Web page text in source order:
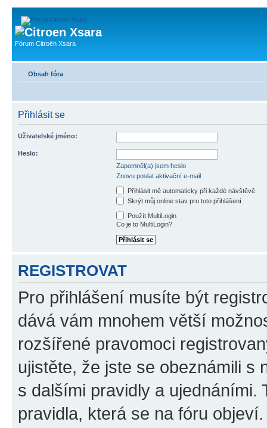
Fórum Citroën Xsara
Obsah fóra
Přihlásit se
Uživatelské jméno:
Heslo:
Zapomněl(a) jsem heslo
Znovu poslat aktivační e-mail
Přihlásit mě automaticky při každé návštěvě
Skrýt můj online stav pro toto přihlášení
Použít MultiLogin
Co je to MultiLogin?
REGISTROVAT
Pro přihlášení musíte být
dává vám mnohem větší
rozšířené pravomoci
ujistěte, že jste se obeznámili s
s dalšími pravidly a ujednáními.
pravidla, která se na fóru objeví.